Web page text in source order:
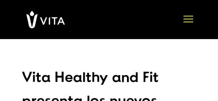
Vita Healthy and Fit